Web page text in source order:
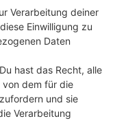
Verarbeitung deiner
Einwilligung zu
Daten
hast das Recht, alle
von dem für die
und sie
Verarbeitung